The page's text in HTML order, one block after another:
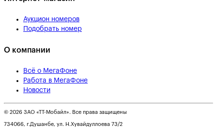
Аукцион номеров
Подобрать номер
О компании
Всё о МегаФоне
Работа в МегаФоне
Новости
© 2026 ЗАО «ТТ-Мобайл». Все права защищены
734066, г.Душанбе, ул. Н.Хувайдуллоева 73/2